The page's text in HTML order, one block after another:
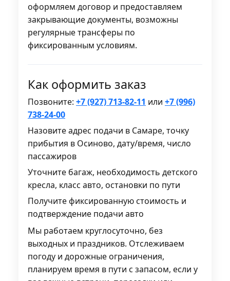
оформляем договор и предоставляем
закрывающие документы, возможны
регулярные трансферы по
фиксированным условиям.
Как оформить заказ
Позвоните: +7 (927) 713-82-11 или +7 (996)
738-24-00
Назовите адрес подачи в Самаре, точку
прибытия в Осиново, дату/время, число
пассажиров
Уточните багаж, необходимость детского
кресла, класс авто, остановки по пути
Получите фиксированную стоимость и
подтверждение подачи авто
Мы работаем круглосуточно, без
выходных и праздников. Отслеживаем
погоду и дорожные ограничения,
планируем время в пути с запасом, если у